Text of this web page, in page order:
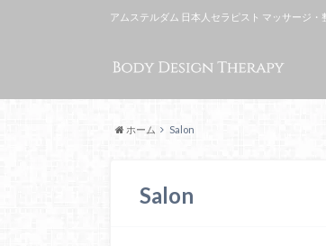
アムステルダム 日本人セラピスト マッサージ
ホーム Salon
Salon